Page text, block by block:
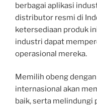
berbagai aplikasi
distributor resmi di
ketersediaan produk
industri dapat
operasional mereka.
Memilih obeng
internasional akan
baik, serta melindungi